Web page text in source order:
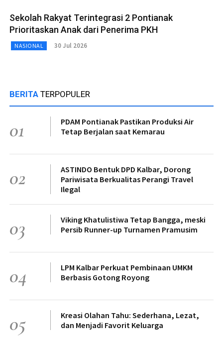
Sekolah Rakyat Terintegrasi 2 Pontianak
Prioritaskan Anak dari Penerima PKH
NASIONAL 30 Jul 2026
BERITA TERPOPULER
01
PDAM Pontianak Pastikan Produksi Air
Tetap Berjalan saat Kemarau
02
ASTINDO Bentuk DPD Kalbar, Dorong
Pariwisata Berkualitas Perangi Travel
Ilegal
03
Viking Khatulistiwa Tetap Bangga, meski
Persib Runner-up Turnamen Pramusim
04
LPM Kalbar Perkuat Pembinaan UMKM
Berbasis Gotong Royong
05
Kreasi Olahan Tahu: Sederhana, Lezat,
dan Menjadi Favorit Keluarga